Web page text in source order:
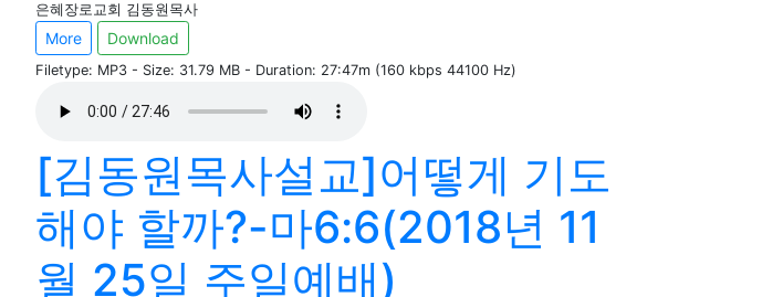
은혜장로교회 김동원목사
More Download
Filetype: MP3 - Size: 31.79 MB - Duration: 27:47m (160 kbps 44100 Hz)
[김동원목사설교]어떻게 기도
해야 할까?-마6:6(2018년 11
월 25일 주일예배)